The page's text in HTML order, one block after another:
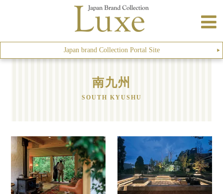
Japan brand Collection Portal Site ▶︎
南九州
SOUTH KYUSHU